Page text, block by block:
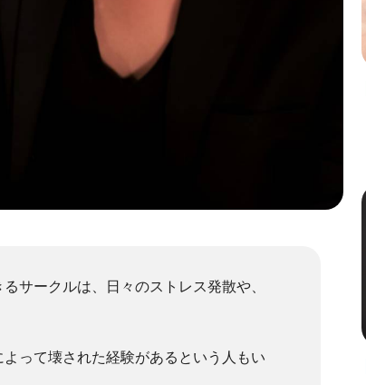
サークルは、日々のストレス発散や、
って壊された経験があるという人もい